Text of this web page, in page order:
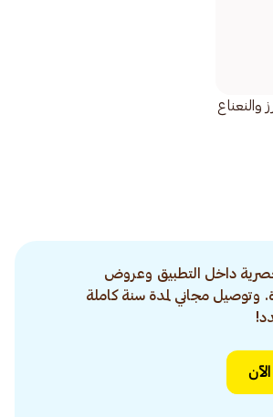
والنعناع
داخل التطبيق وعروض
مجاني لمدة سنة كاملة